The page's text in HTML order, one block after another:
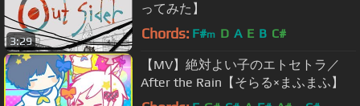
3:29
ってみた】
Chords: F#m D A E B C#
【MV】絶対よい子のエトセトラ／
After the Rain【そらる×まふまふ】